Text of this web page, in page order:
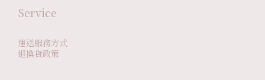
Service
運送服務方式
退換貨政策